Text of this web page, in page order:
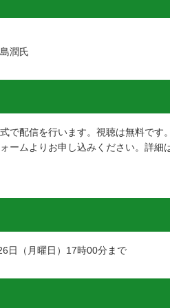
潤氏
で配信を行います。視聴は無料です。
ームよりお申し込みください。詳細
日（月曜日）17時00分まで